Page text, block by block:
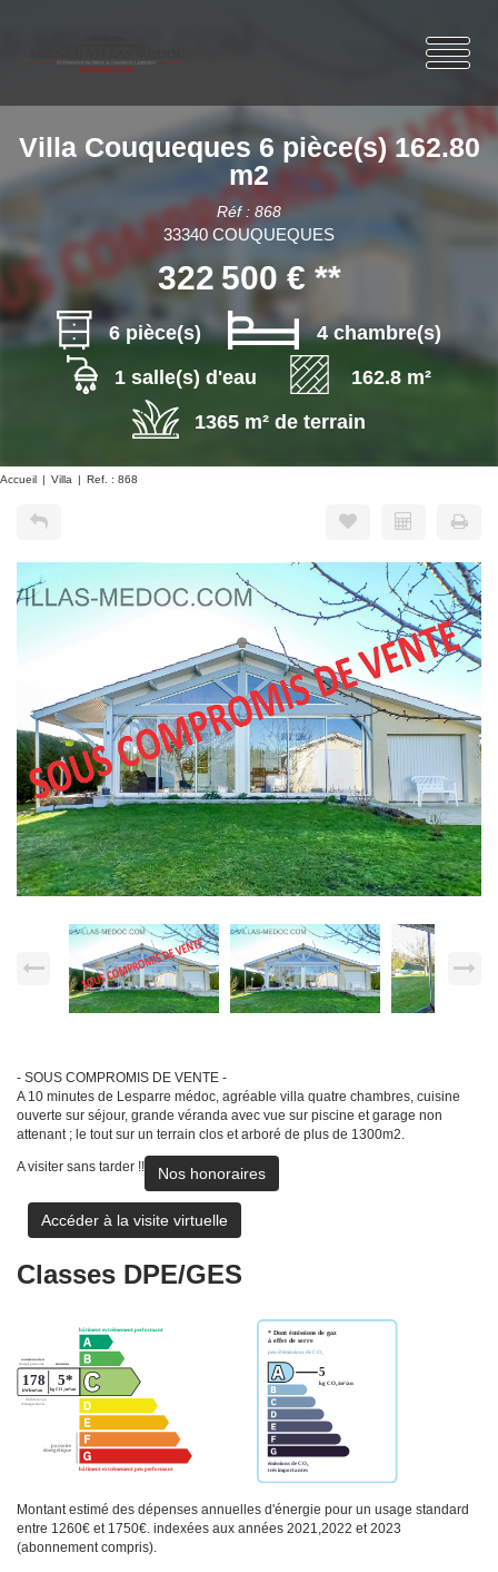
Villa Couqueques 6 pièce(s) 162.80
m2
Réf : 868
33340 COUQUEQUES
322 500 € **
6 pièce(s)
4 chambre(s)
1 salle(s) d'eau
162.8 m²
1365 m² de terrain
Accueil Villa Ref. : 868
- SOUS COMPROMIS DE VENTE -
A 10 minutes de Lesparre médoc, agréable villa quatre chambres, cuisine
ouverte sur séjour, grande véranda avec vue sur piscine et garage non
attenant ; le tout sur un terrain clos et arboré de plus de 1300m2.
A visiter sans tarder !! Nos honoraires
Accéder à la visite virtuelle
Classes DPE/GES
Montant estimé des dépenses annuelles d'énergie pour un usage standard
entre 1260€ et 1750€. indexées aux années 2021,2022 et 2023
(abonnement compris).